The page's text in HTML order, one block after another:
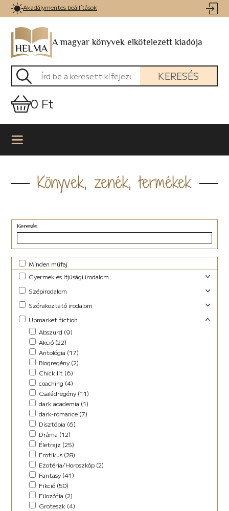
Akadálymentes beállítások
A magyar könyvek elkötelezett kiadója
KERESÉS
0 Ft
Könyvek, zenék, termékek
Keresés
Minden műfaj
Gyermek és ifjúsági irodalom
Foglalkoztató (29)
Ifjúsági (Young Adult) (48)
Lányregény (7)
Mese (141)
New Adult (9)
Novella (4)
Vers (27)
Szépirodalom
Családregény (3)
Novella (10)
Regény (13)
Szociodráma (2)
Vers (36)
Szórakoztató irodalom
Akció (13)
Chick lit (4)
coaching (1)
Családregény (8)
Dark Fantasy (1)
Disztópia (4)
Életrajz (7)
Erotikus (14)
Ezotéria/Horoszkóp (3)
Fikció (46)
fun fiction (1)
Háború (2)
Horror (5)
Kaland (11)
Kisregény (10)
Lélektani regény (12)
Upmarket fiction
Abszurd (9)
Akció (22)
Antológia (17)
Blogregény (2)
Chick lit (6)
coaching (4)
Családregény (11)
dark academia (1)
dark-romance (7)
Disztópia (6)
Dráma (12)
Életrajz (25)
Erotikus (28)
Ezotéria/Horoszkóp (2)
Fantasy (41)
Fikció (50)
Filozófia (2)
Groteszk (4)